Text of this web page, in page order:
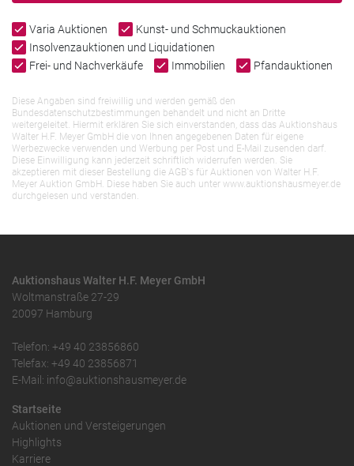
Varia Auktionen
Kunst- und Schmuckauktionen
Insolvenzauktionen und Liquidationen
Frei- und Nachverkäufe
Immobilien Pfandauktionen
Diese Angaben sind freiwillig und werden gemäß den
Bundesdatenschutzbestimmungen behandelt und nicht an Dritte
weitergeleitet. Hiermit erklären Sie sich einverstanden, dass das Auktionshaus
Walter H.F. Meyer GmbH die von Ihnen angegebenen Daten für eigene
Werbezwecke verwenden und Werbung per Post und E-Mail zusenden darf.
Diese Einwilligung kann jederzeit schriftlich widerrufen werden. Sie
akzeptieren mit dieser Bestellung die AGB`s für Auktionen von Walter H.F.
Meyer Auktion GmbH. Diese haben Sie auch unter www.auktionshausmeyer.de
durchgelesen und verstanden.
Auktionshaus Walter H.F. Meyer GmbH
Woltmanstraße 27-29
20097 Hamburg
Telefon: +49 40 23856860
Telefax: +49 40 23856871
E-Mail: info@auktionshausmeyer.de
Startseite
Auktionen und Versteigerungen
Highlights
Karriere